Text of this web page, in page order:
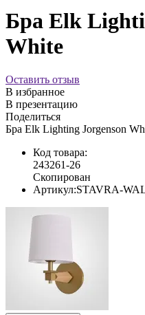
Бра Elk
White
Оставить отзыв
В избранное
В презентацию
Поделиться
Бра Elk Lighting Jorgenson
Код товара:
243261-26
Скопирован
Артикул:STAVRA-